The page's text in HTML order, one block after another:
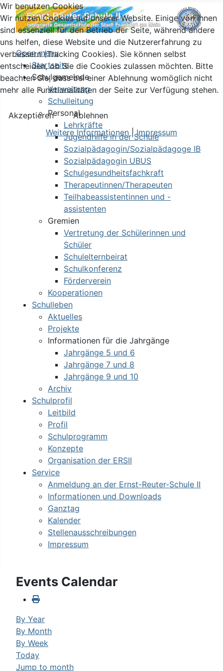
Open menu
Startseite
Schulgemeinde
Verwaltung
Schulleitung
Personal
Lehrkräfte
Jugendhilfe in der Schule
Sozialpädagogin/Sozialpädagoge IB
Sozialpädagogin UBUS
Schulgesundheitsfachkraft
Therapeutinnen/Therapeuten
Teilhabeassistentinnen und -
assistenten
Gremien
Vertretung der Schülerinnen und
Schüler
Schulelternbeirat
Schulkonferenz
Förderverein
Kooperationen
Schulleben
Aktuelles
Projekte
Informationen für die Jahrgänge
Jahrgänge 5 und 6
Jahrgänge 7 und 8
Jahrgänge 9 und 10
Archiv
Schulprofil
Leitbild
Profil
Schulprogramm
Konzepte
Organisation der ERSII
Service
Anmeldung an der Ernst-Reuter-Schule II
Informationen und Downloads
Ganztag
Kalender
Stellenausschreibungen
Impressum
Events Calendar
By Year
By Month
By Week
Today
Jump to month
Wir benutzen Cookies
Wir nutzen Cookies auf unserer Website. Einige von ihnen
sind essenziell für den Betrieb der Seite, während andere
uns helfen, diese Website und die Nutzererfahrung zu
verbessern (Tracking Cookies). Sie können selbst
entscheiden, ob Sie die Cookies zulassen möchten. Bitte
beachten Sie, dass bei einer Ablehnung womöglich nicht
mehr alle Funktionalitäten der Seite zur Verfügung stehen.
Akzeptieren
Ablehnen
Weitere Informationen |Impressum